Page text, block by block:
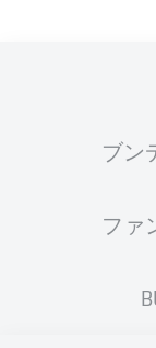
ブン
ファ